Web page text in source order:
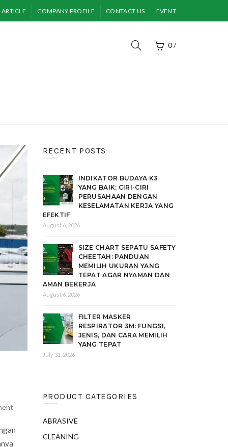
ARTICLE COMPANY PROFILE CONTACT US EVENT
0/
RECENT POSTS
INDIKATOR BUDAYA K3
YANG BAIK: CIRI-CIRI
PERUSAHAAN DENGAN
KESELAMATAN KERJA YANG
EFEKTIF
August 6, 2026
SIZE CHART SEPATU SAFETY
CHEETAH: PANDUAN
MEMILIH UKURAN YANG
TEPAT AGAR NYAMAN DAN
AMAN BEKERJA
August 6, 2026
FILTER MASKER
RESPIRATOR 3M: FUNGSI,
JENIS, DAN CARA MEMILIH
YANG TEPAT
July 31, 2026
PRODUCT CATEGORIES
ABRASIVE
CLEANING